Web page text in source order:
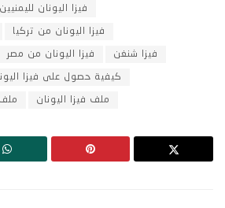
فيزا اليونان لليمنيين
فيزا اليونان من تركيا
فيزا اليونان من مصر فيزا شنغن
كيفية حصول على فيزا
ملف ملف فيزا اليونان